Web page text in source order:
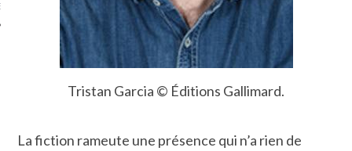
SUIVEZ-NOUS
Tristan Garcia © Éditions Gallimard.
La fiction rameute une présence qui n’a rien de